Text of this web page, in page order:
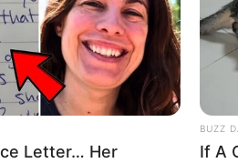
Letter… Her
BUZZ
If A